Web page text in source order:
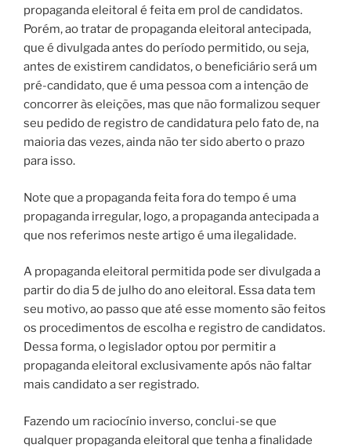
propaganda eleitoral é feita em prol de candidatos.
Porém, ao tratar de propaganda eleitoral antecipada,
que é divulgada antes do período permitido, ou seja,
antes de existirem candidatos, o beneficiário será um
pré-candidato, que é uma pessoa com a intenção de
concorrer às eleições, mas que não formalizou sequer
seu pedido de registro de candidatura pelo fato de, na
maioria das vezes, ainda não ter sido aberto o prazo
para isso.
Note que a propaganda feita fora do tempo é uma
propaganda irregular, logo, a propaganda antecipada a
que nos referimos neste artigo é uma ilegalidade.
A propaganda eleitoral permitida pode ser divulgada a
partir do dia 5 de julho do ano eleitoral. Essa data tem
seu motivo, ao passo que até esse momento são feitos
os procedimentos de escolha e registro de candidatos.
Dessa forma, o legislador optou por permitir a
propaganda eleitoral exclusivamente após não faltar
mais candidato a ser registrado.
Fazendo um raciocínio inverso, conclui-se que
qualquer propaganda eleitoral que tenha a finalidade